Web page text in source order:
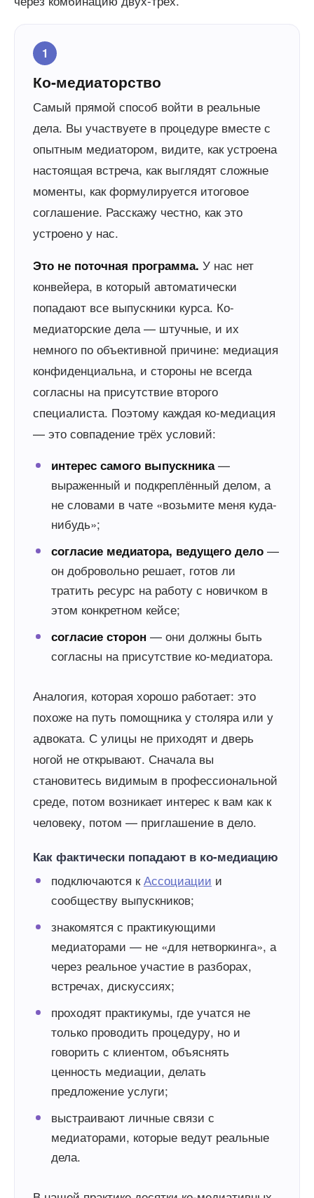
1
Ко-медиаторство
Самый прямой способ войти в реальные
дела. Вы участвуете в процедуре вместе с
опытным медиатором, видите, как устроена
настоящая встреча, как выглядят сложные
моменты, как формулируется итоговое
соглашение. Расскажу честно, как это
устроено у нас.
Это не поточная программа. У нас нет
конвейера, в который автоматически
попадают все выпускники курса. Ко-
медиаторские дела — штучные, и их
немного по объективной причине: медиация
конфиденциальна, и стороны не всегда
согласны на присутствие второго
специалиста. Поэтому каждая ко-медиация
— это совпадение трёх условий:
интерес самого выпускника—
выраженный и подкреплённый делом, а
не словами в чате «возьмите меня куда-
нибудь»;
согласие медиатора, ведущего дело —
он добровольно решает, готов ли
тратить ресурс на работу с новичком в
этом конкретном кейсе;
согласие сторон — они должны быть
согласны на присутствие ко-медиатора.
Аналогия, которая хорошо работает: это
похоже на путь помощника у столяра или у
адвоката. С улицы не приходят и дверь
ногой не открывают. Сначала вы
становитесь видимым в профессиональной
среде, потом возникает интерес к вам как к
человеку, потом — приглашение в дело.
Как фактически попадают в ко-медиацию
подключаются кАссоциации и
сообществу выпускников;
знакомятся с практикующими
медиаторами — не «для нетворкинга», а
через реальное участие в разборах,
встречах, дискуссиях;
проходят практикумы, где учатся не
только проводить процедуру, но и
говорить с клиентом, объяснять
ценность медиации, делать
предложение услуги;
выстраивают личные связи с
медиаторами, которые ведут реальные
дела.